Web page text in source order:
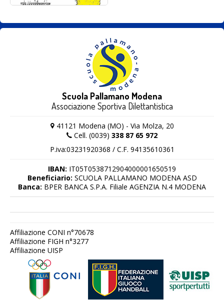
Scuola Pallamano Modena
Associazione Sportiva Dilettantistica
41121 Modena (MO) - Via Molza, 20
Cell. (0039) 338 87 65 972
P.iva:03231920368 / C.F. 94135610361
IBAN: IT05T0538712904000001650519
Beneficiario: SCUOLA PALLAMANO MODENA ASD
Banca: BPER BANCA S.P.A. Filiale AGENZIA N.4 MODENA
Affiliazione CONI n°70678
Affiliazione FIGH n°3277
Affiliazione UISP